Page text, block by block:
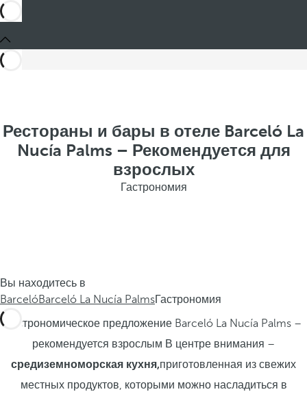
Рестораны и бары в отеле Barceló La
Nucía Palms – Рекомендуется для
взрослых
Гастрономия
Вы находитесь в
BarcelóBarceló La Nucía PalmsГастрономия
Гастрономическое предложение Barceló La Nucía Palms –
рекомендуется взрослым В центре внимания –
средиземноморская кухня,приготовленная из свежих
местных продуктов, которыми можно насладиться в